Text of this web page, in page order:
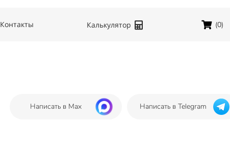
Контакты Калькулятор (0)
Написать в Max Написать в Telegram